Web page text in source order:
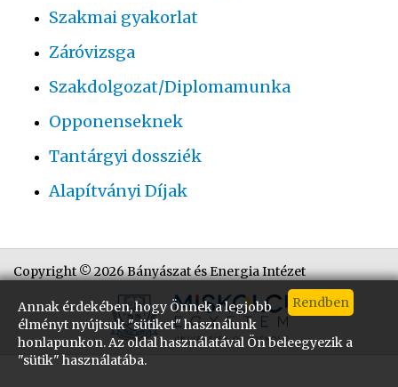
Annak érdekében, hogy Önnek a legjobb
élményt nyújtsuk "sütiket" használunk
honlapunkon. Az oldal használatával Ön beleegyezik a
"sütik" használatába.
Szakmai gyakorlat
Záróvizsga
Szakdolgozat/Diplomamunka
Opponenseknek
Tantárgyi dossziék
Alapítványi Díjak
Copyright © 2026 Bányászat és Energia Intézet